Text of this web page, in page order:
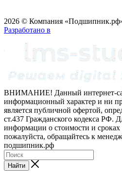
2026 © Компания
Разработано в
ВНИМАНИЕ! Данный интернет-
информационный характер и ни
является публичной офертой,
ст.437 Гражданского кодекса РФ.
информации о стоимости и сроках
пожалуйста, обращайтесь к
подшипник.рф
Найти